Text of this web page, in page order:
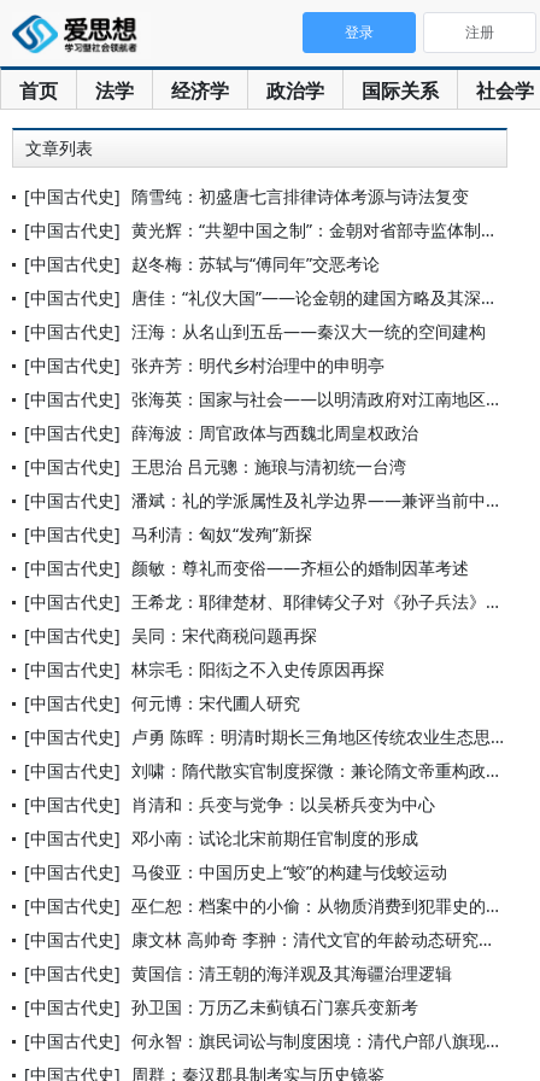
首页 法学 经济学 政治学 国际关系 社会学
登录 注册
文章列表
[中国古代史] 隋雪纯：初盛唐七言排律诗体考源与诗法复变
[中国古代史] 黄光辉：“共塑中国之制”：金朝对省部寺监体制的改造与发展
[中国古代史] 赵冬梅：苏轼与“傅同年”交恶考论
[中国古代史] 唐佳：“礼仪大国”——论金朝的建国方略及其深层意蕴
[中国古代史] 汪海：从名山到五岳——秦汉大一统的空间建构
[中国古代史] 张卉芳：明代乡村治理中的申明亭
[中国古代史] 张海英：国家与社会——以明清政府对江南地区的管理为例
[中国古代史] 薛海波：周官政体与西魏北周皇权政治
[中国古代史] 王思治 吕元骢：施琅与清初统一台湾
[中国古代史] 潘斌：礼的学派属性及礼学边界——兼评当前中国民俗学、历史人类
[中国古代史] 马利清：匈奴“发殉”新探
[中国古代史] 颜敏：尊礼而变俗——齐桓公的婚制因革考述
[中国古代史] 王希龙：耶律楚材、耶律铸父子对《孙子兵法》的接受和运用——以
[中国古代史] 吴同：宋代商税问题再探
[中国古代史] 林宗毛：阳衒之不入史传原因再探
[中国古代史] 何元博：宋代圃人研究
[中国古代史]
卢勇 陈晖：明清时期长三角地区传统农业生态思想及实践探索
[中国古代史] 刘啸：隋代散实官制度探微：兼论隋文帝重构政治秩序的尝试
[中国古代史] 肖清和：兵变与党争：以吴桥兵变为中心
[中国古代史] 邓小南：试论北宋前期任官制度的形成
[中国古代史] 马俊亚：中国历史上“蛟”的构建与伐蛟运动
[中国古代史] 巫仁恕：档案中的小偷：从物质消费到犯罪史的研究转向
[中国古代史] 康文林 高帅奇 李翀：清代文官的年龄动态研究（1830—19
[中国古代史] 黄国信：清王朝的海洋观及其海疆治理逻辑
[中国古代史] 孙卫国：万历乙未蓟镇石门寨兵变新考
[中国古代史] 何永智：旗民词讼与制度困境：清代户部八旗现审处研究
[中国古代史] 周群：秦汉郡县制考实与历史镜鉴